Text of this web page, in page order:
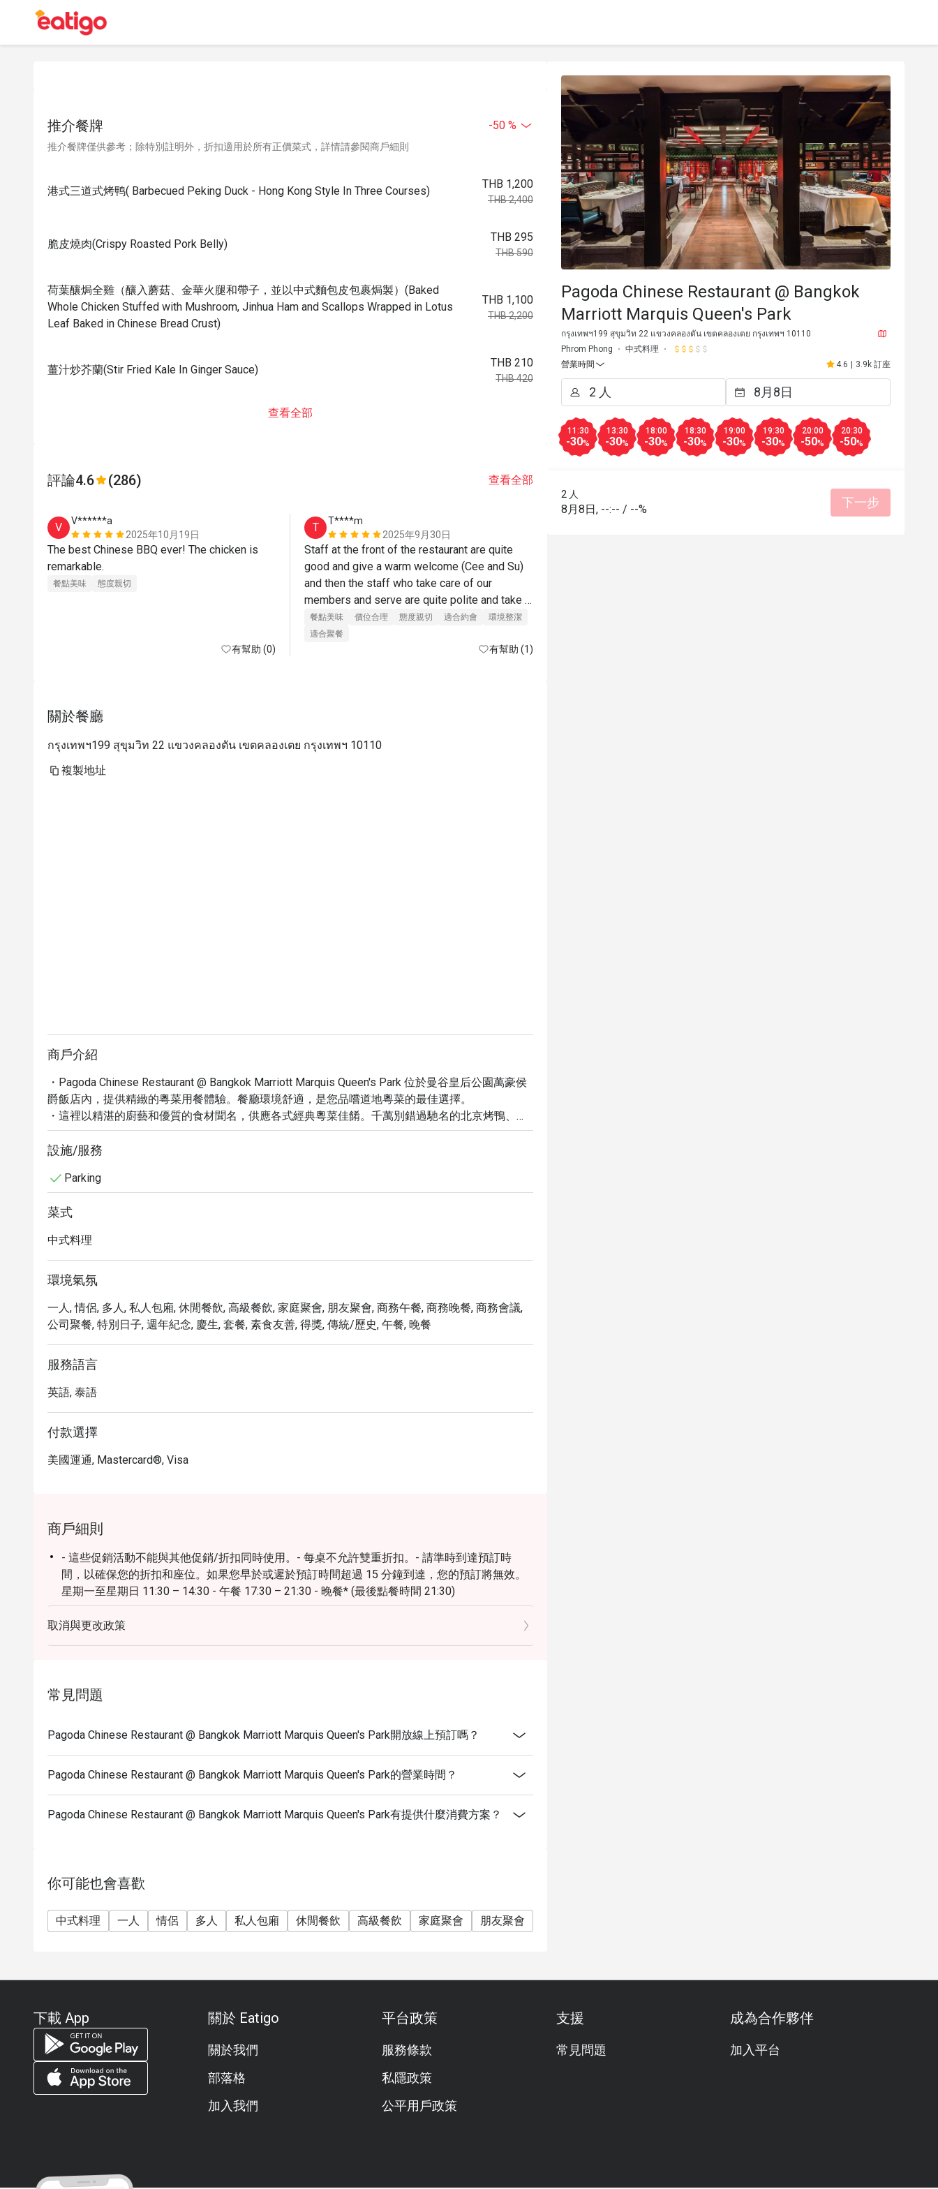
推介餐牌 -50 %
推介餐牌僅供參考；除特別註明外，折扣適用於所有正價菜式，詳情請參閱商戶細則
港式三道式烤鸭( Barbecued Peking Duck - Hong Kong Style In Three Courses)
THB 1,200
THB 2,400
脆皮燒肉(Crispy Roasted Pork Belly)
THB 295
THB 590
荷葉釀焗全雞（釀入蘑菇、金華火腿和帶子，並以中式麵包皮包裹焗製）(Baked
Whole Chicken Stuffed with Mushroom, Jinhua Ham and Scallops Wrapped in Lotus
Leaf Baked in Chinese Bread Crust)
THB 1,100
THB 2,200
薑汁炒芥蘭(Stir Fried Kale In Ginger Sauce)
THB 210
THB 420
查看全部
評論4.6 (286) 查看全部
V
V******a
2025年10月19日
The best Chinese BBQ ever! The chicken is
remarkable.
餐點美味 態度親切
有幫助 (0)
T
T****m
2025年9月30日
Staff at the front of the restaurant are quite
good and give a warm welcome (Cee and Su)
and then the staff who take care of our
members and serve are quite polite and take
care well may be name Pom
餐點美味 價位合理 態度親切 適合約會
環境整潔
適合聚餐
有幫助 (1)
關於餐廳
กรุงเทพฯ199 สุขุมวิท 22 แขวงคลองตัน เขตคลองเตย กรุงเทพฯ 10110
複製地址
商戶介紹
・Pagoda Chinese Restaurant @ Bangkok Marriott Marquis Queen's Park 位於曼谷皇后公園萬豪侯
爵飯店內，提供精緻的粵菜用餐體驗。餐廳環境舒適，是您品嚐道地粵菜的最佳選擇。
・這裡以精湛的廚藝和優質的食材聞名，供應各式經典粵菜佳餚。千萬別錯過馳名的北京烤鴨、鮮
美的海鮮料理，以及精緻的港式點心，每一道菜都讓人回味無窮。餐廳擁有超過 250 則好評，廣受
食客喜愛。
可享受高達 5 折的獨家優惠！
設施/服務
Parking
菜式
中式料理
環境氣氛
一人, 情侶, 多人, 私人包廂, 休閒餐飲, 高級餐飲, 家庭聚會, 朋友聚會, 商務午餐, 商務晚餐, 商務會議,
公司聚餐, 特別日子, 週年紀念, 慶生, 套餐, 素食友善, 得獎, 傳統/歷史, 午餐, 晚餐
服務語言
英語, 泰語
付款選擇
美國運通, Mastercard®, Visa
商戶細則
- 這些促銷活動不能與其他促銷/折扣同時使用。- 每桌不允許雙重折扣。- 請準時到達預訂時
間，以確保您的折扣和座位。如果您早於或遲於預訂時間超過 15 分鐘到達，您的預訂將無效。
星期一至星期日 11:30 – 14:30 - 午餐 17:30 – 21:30 - 晚餐* (最後點餐時間 21:30)
取消與更改政策
常見問題
Pagoda Chinese Restaurant @ Bangkok Marriott Marquis Queen's Park開放線上預訂嗎？
Pagoda Chinese Restaurant @ Bangkok Marriott Marquis Queen's Park的營業時間？
Pagoda Chinese Restaurant @ Bangkok Marriott Marquis Queen's Park有提供什麼消費方案？
你可能也會喜歡
中式料理 一人 情侶 多人 私人包廂 休閒餐飲 高級餐飲 家庭聚會 朋友聚會
Pagoda Chinese Restaurant @ Bangkok
Marriott Marquis Queen's Park
กรุงเทพฯ199 สุขุมวิท 22 แขวงคลองตัน เขตคลองเตย กรุงเทพฯ 10110
Phrom Phong
中式料理
營業時間
4.6 | 3.9k 訂座
11:30
-30%
13:30
-30%
18:00
-30%
18:30
-30%
19:00
-30%
19:30
-30%
20:00
-50%
20:30
-50%
2 人
8月8日, --:-- / --% 下一步
下載 App 關於 Eatigo
關於我們
部落格
加入我們
平台政策
服務條款
私隱政策
公平用戶政策
支援
常見問題
成為合作夥伴
加入平台